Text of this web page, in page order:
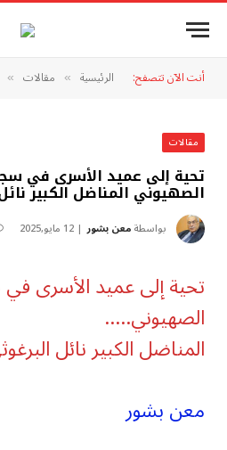
أنت الآن تتصفح: الرئيسية » مقالات »
مقالات
تحية إلى عميد الأسرى في
الصهيوني المناضل الكبير
بواسطةمعن بشور 12 مايو,2025
تحية إلى عميد الأسرى
الصهيوني…..
المناضل الكبير نائل
معن بشور